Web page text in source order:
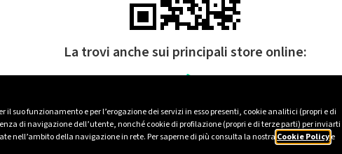
suo funzionamento e per l’erogazione dei servizi in esso presenti, cookie analitici (propri e di
di navigazione dell’utente, nonché cookie di profilazione (propri e di terze parti) per inviarti
nell’ambito della navigazione in rete. Per saperne di più consulta la nostra Cookie Policye
La trovi anche sui principali store online: